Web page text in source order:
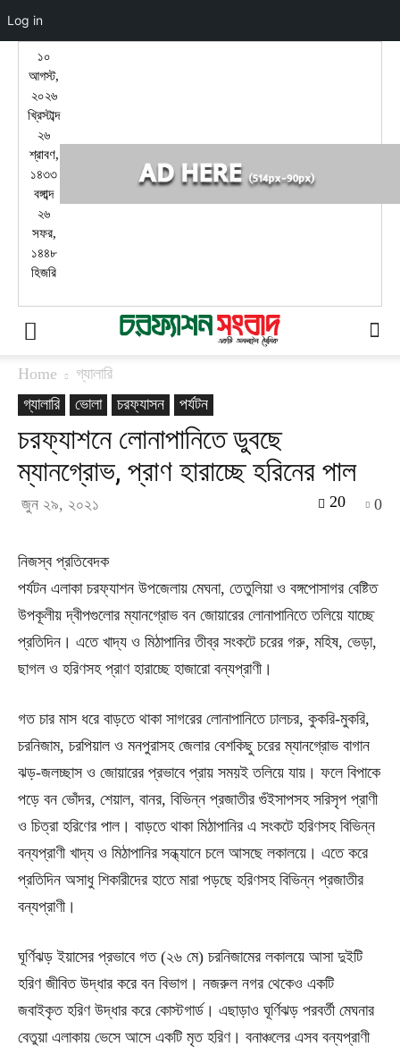
১০
আগস্ট,
২০২৬
খ্রিস্টাব্দ
২৬
শ্রাবণ,
১৪৩৩
বঙ্গাব্দ
২৬
সফর,
১৪৪৮
হিজরি
Home
গ্যালারি
গ্যালারি
ভোলা চরফ্যাসন পর্যটন
চরফ্যাশনে লোনাপানিতে ডুবছে
ম্যানগ্রোভ, প্রাণ হারাচ্ছে হরিনের পাল
জুন ২৯, ২০২১ 0
20
নিজস্ব প্রতিবেদক
পর্যটন এলাকা চরফ্যাশন উপজেলায় মেঘনা, তেতুলিয়া ও বঙ্গপোসাগর বেষ্টিত
উপকূলীয় দ্বীপগুলোর ম্যানগ্রোভ বন জোয়ারের লোনাপানিতে তলিয়ে যাচ্ছে
প্রতিদিন। এতে খাদ্য ও মিঠাপানির তীব্র সংকটে চরের গরু, মহিষ, ভেড়া,
ছাগল ও হরিণসহ প্রাণ হারাচ্ছে হাজারো বন্যপ্রাণী।
গত চার মাস ধরে বাড়তে থাকা সাগরের লোনাপানিতে ঢালচর, কুকরি-মুকরি,
চরনিজাম, চরপিয়াল ও মনপুরাসহ জেলার বেশকিছু চরের ম্যানগ্রোভ বাগান
ঝড়-জলচ্ছাস ও জোয়ারের প্রভাবে প্রায় সময়ই তলিয়ে যায়। ফলে বিপাকে
পড়ে বন ভোঁদর, শেয়াল, বানর, বিভিন্ন প্রজাতীর গুঁইসাপসহ সরিসৃপ প্রাণী
ও চিত্রা হরিণের পাল। বাড়তে থাকা মিঠাপানির এ সংকটে হরিণসহ বিভিন্ন
বন্যপ্রাণী খাদ্য ও মিঠাপানির সন্ধ্যানে চলে আসছে লকালয়ে। এতে করে
প্রতিদিন অসাধু শিকারীদের হাতে মারা পড়ছে হরিণসহ বিভিন্ন প্রজাতীর
বন্যপ্রাণী।
ঘূর্ণিঝড় ইয়াসের প্রভাবে গত (২৬ মে) চরনিজামের লকালয়ে আসা দুইটি
হরিণ জীবিত উদ্ধার করে বন বিভাগ। নজরুল নগর থেকেও একটি
জবাইকৃত হরিণ উদ্ধার করে কোস্টগার্ড। এছাড়াও ঘূর্ণিঝড় পরবর্তী মেঘনার
বেতুয়া এলাকায় ভেসে আসে একটি মৃত হরিণ। বনাঞ্চলের এসব বন্যপ্রাণী
Log in